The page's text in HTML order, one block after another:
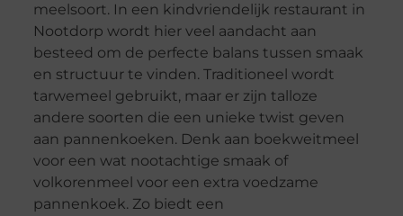
meelsoort. In een kindvriendelijk restaurant in
Nootdorp wordt hier veel aandacht aan
besteed om de perfecte balans tussen smaak
en structuur te vinden. Traditioneel wordt
tarwemeel gebruikt, maar er zijn talloze
andere soorten die een unieke twist geven
aan pannenkoeken. Denk aan boekweitmeel
voor een wat nootachtige smaak of
volkorenmeel voor een extra voedzame
pannenkoek. Zo biedt een